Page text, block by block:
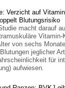
Verzicht auf
Blutungsrisiko
macht darauf
Vitamin-
von sechs
jeglicher
für
aufwiesen.